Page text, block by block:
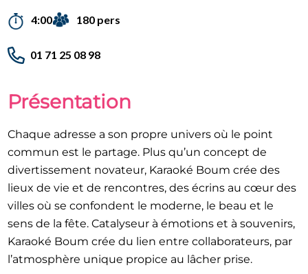
4:00 180 pers
01 71 25 08 98
Présentation
Chaque adresse a son propre univers où le point
commun est le partage. Plus qu’un concept de
divertissement novateur, Karaoké Boum crée des
lieux de vie et de rencontres, des écrins au cœur des
villes où se confondent le moderne, le beau et le
sens de la fête. Catalyseur à émotions et à souvenirs,
Karaoké Boum crée du lien entre collaborateurs, par
l’atmosphère unique propice au lâcher prise.